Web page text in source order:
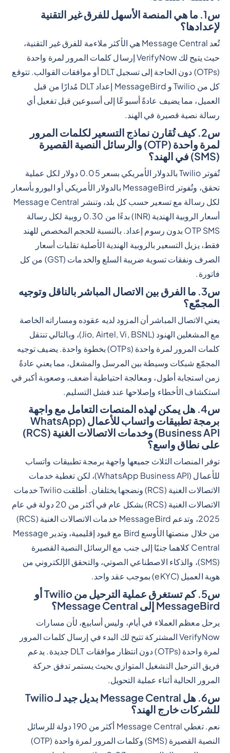
س1. ما هي المنصة الأسهل للفرق غير التقنية
لإعدادها؟
تُعد Message Central هي الأكثر ملاءمة للفرق غير التقنية،
حيث يتيح لك VerifyNow إرسال كلمات المرور لمرة واحدة
(OTPs) دون الحاجة إلى تسجيل DLT أو موافقات القوالب. تتوقع
كل من Twilio و MessageBird إعداد DLT مُدارًا من قبل
العميل، مما يضيف عادةً أسبوعًا إلى أسبوعين قبل تفعيل أي
رسالة نصية قصيرة في الهند.
س2. كيف تُقارن نماذج التسعير لكلمات المرور
لمرة واحدة (OTP) والرسائل النصية القصيرة
(SMS) في الهند؟
تُفوتر Twilio بالدولار الأمريكي بسعر 0.05 دولار لكل عملية
تحقق، وتُفوتر MessageBird بالدولار الأمريكي أو اليورو بأسعار
لكل رسالة مع تسعير حسب كل بلد، وتنشر Message Central
أسعار الروبية الهندية (INR) بدءًا من 0.30 روبية لكل رسالة
OTP SMS بدون رسوم إعداد. بالنسبة للحجم المخصص للهند
فقط، يزيل التسعير بالروبية الهندية الأصلية تقلبات أسعار
الصرف ونفقات تسوية ضريبة السلع والخدمات (GST) من كل
فاتورة.
س3. ما الفرق بين الاتصال المباشر بالناقل وتوجيه
المجمّع؟
يعني الاتصال المباشر أن المزود لديه عقوده ومساراته الخاصة
مع المشغلين الهنود (Jio, Airtel, Vi, BSNL)، وبالتالي تنتقل
كلمات المرور لمرة واحدة (OTPs) بخطوة واحدة. يضيف توجيه
المجمّع شبكات وسيطة بين المرسل والمشغل، مما يعني عادةً
زمن استجابة أطول، ومعالجة احتياطية أضعف، وصعوبة أكبر في
استكشاف الأخطاء وإصلاحها عند فشل التسليم.
س4. هل يمكن لهذه المنصات التعامل مع واجهة
برمجة تطبيقات واتساب للأعمال (WhatsApp
Business API) وخدمات الاتصالات الغنية (RCS)
على نطاق واسع؟
توفر المنصات الثلاث جميعها واجهة برمجة تطبيقات واتساب
للأعمال (WhatsApp Business API)، لكن تغطية خدمات
الاتصالات الغنية (RCS) ونضجها يختلفان. أطلقت Twilio خدمات
الاتصالات الغنية (RCS) بشكل عام في أكثر من 20 دولة في عام
2025، وتدعم MessageBird خدمات الاتصالات الغنية (RCS)
من خلال منصتها الأوسع Bird مع قيود إقليمية، وتدير Message
Central كلاهما جنبًا إلى جنب مع الرسائل النصية القصيرة
(SMS)، والذكاء الاصطناعي الصوتي، والتحقق الإلكتروني من
هوية العميل (eKYC) بموجب عقد واحد.
س5. كم تستغرق عملية الترحيل من Twilio أو
MessageBird إلى Message Central؟
يرحل معظم العملاء في أيام، وليس أسابيع، لأن مسارات
VerifyNow المشتركة تتيح لك البدء في إرسال كلمات المرور
لمرة واحدة (OTPs) دون انتظار موافقات DLT جديدة. يدعم
فريق الترحيل التشغيل المتوازي بحيث يستمر تدفق حركة
المرور الحالية أثناء عملية التحويل.
س6. هل Message Central بديل جيد لـ Twilio
للشركات خارج الهند؟
نعم. تغطي Message Central أكثر من 190 دولة للرسائل
النصية القصيرة (SMS) وكلمات المرور لمرة واحدة (OTP)